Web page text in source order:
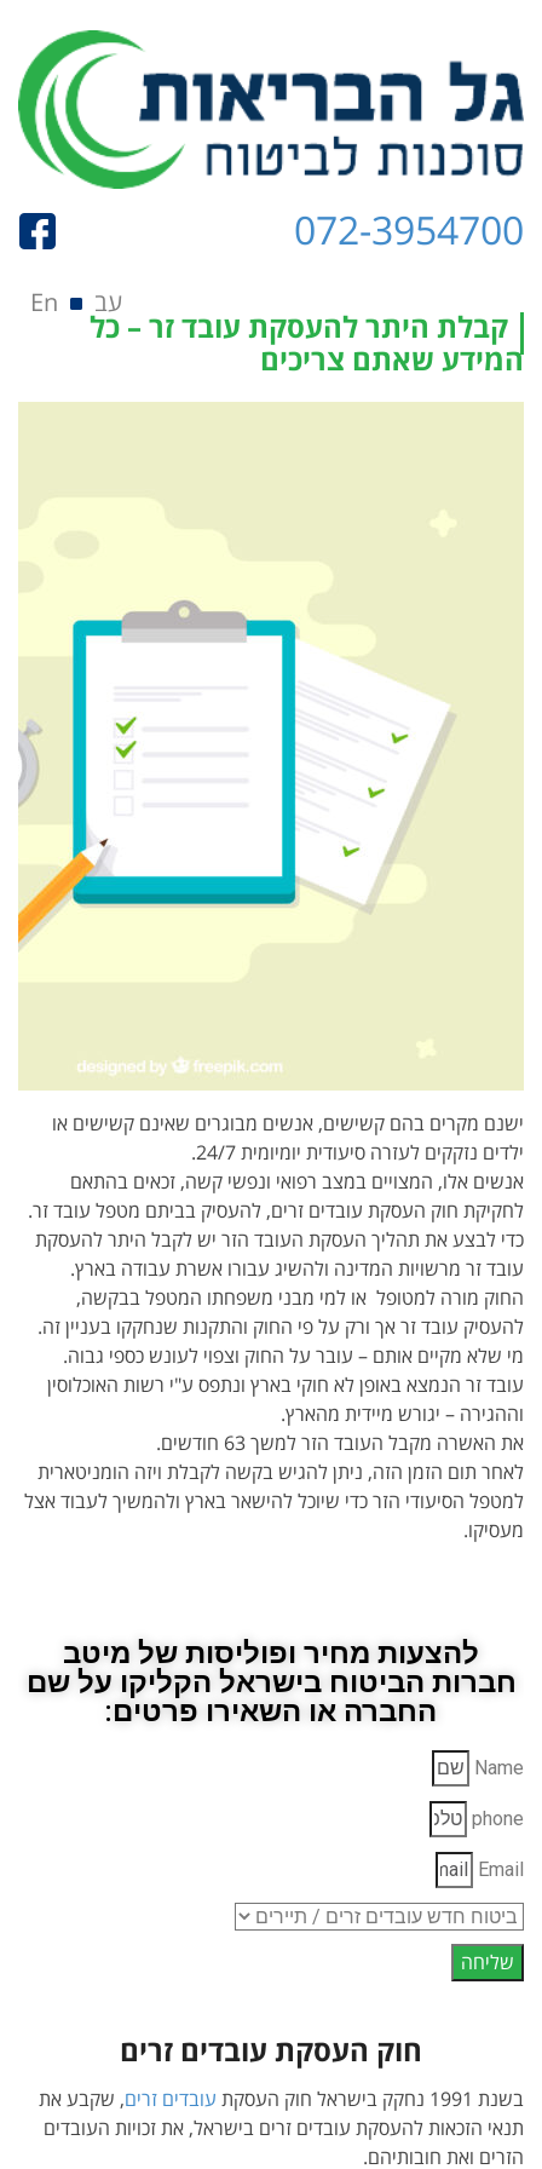
072-3954700
עב En
קבלת היתר להעסקת עובד זר – כל
המידע שאתם צריכים
ישנם מקרים בהם קשישים, אנשים מבוגרים שאינם קשישים או
ילדים נזקקים לעזרה סיעודית יומיומית 24/7.
אנשים אלו, המצויים במצב רפואי ונפשי קשה, זכאים בהתאם
לחקיקת חוק העסקת עובדים זרים, להעסיק בביתם מטפל עובד זר.
כדי לבצע את תהליך העסקת העובד הזר יש לקבל היתר להעסקת
עובד זר מרשויות המדינה ולהשיג עבורו אשרת עבודה בארץ.
החוק מורה למטופל או למי מבני משפחתו המטפל בבקשה,
להעסיק עובד זר אך ורק על פי החוק והתקנות שנחקקו בעניין זה.
מי שלא מקיים אותם – עובר על החוק וצפוי לעונש כספי גבוה.
עובד זר הנמצא באופן לא חוקי בארץ ונתפס ע"י רשות האוכלוסין
וההגירה – יגורש מיידית מהארץ.
את האשרה מקבל העובד הזר למשך 63 חודשים.
לאחר תום הזמן הזה, ניתן להגיש בקשה לקבלת ויזה הומניטארית
למטפל הסיעודי הזר כדי שיוכל להישאר בארץ ולהמשיך לעבוד אצל
מעסיקו.
להצעות מחיר ופוליסות של מיטב
חברות הביטוח בישראל הקליקו על שם
החברה או השאירו פרטים:
Name
phone
Email
שליחה
חוק העסקת עובדים זרים
בשנת 1991 נחקק בישראל חוק העסקת עובדים זרים, שקבע את
תנאי הזכאות להעסקת עובדים זרים בישראל, את זכויות העובדים
הזרים ואת חובותיהם.